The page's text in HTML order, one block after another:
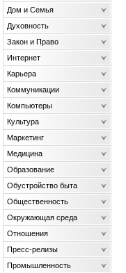
Дом и Семья
Духовность
Закон и Право
Интернет
Карьера
Коммуникации
Компьютеры
Культура
Маркетинг
Медицина
Образование
Обустройство быта
Общественность
Окружающая среда
Отношения
Пресс-релизы
Промышленность